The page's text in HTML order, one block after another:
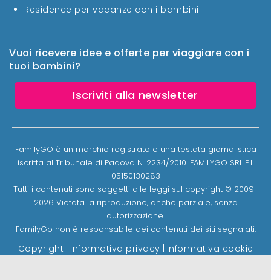
Vuoi ricevere idee e offerte per viaggiare con i
tuoi bambini?
Iscriviti alla newsletter
Residence per vacanze con i bambini
FamilyGO è un marchio registrato e una testata giornalistica
iscritta al Tribunale di Padova N. 2234/2010. FAMILYGO SRL P.I.
05150130283
Tutti i contenuti sono soggetti alle leggi sul copyright © 2009-
2026 Vietata la riproduzione, anche parziale, senza
autorizzazione.
FamilyGo non è responsabile dei contenuti dei siti segnalati.
Copyright | Informativa privacy | Informativa cookie